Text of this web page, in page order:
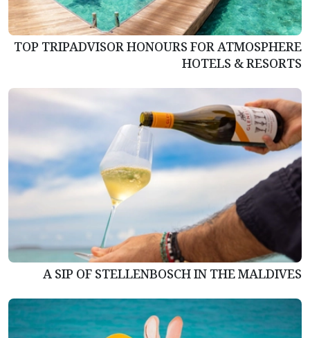
TOP TRIPADVISOR HONOURS FOR ATMOSPHERE
HOTELS & RESORTS
A SIP OF STELLENBOSCH IN THE MALDIVES